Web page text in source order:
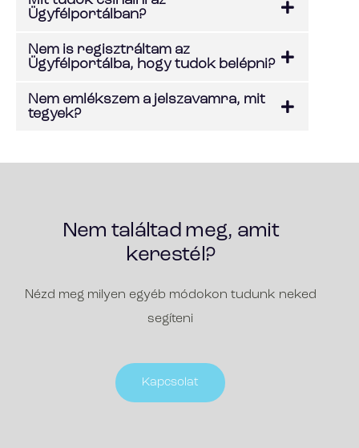
Ügyfélportálban?
Nem is regisztráltam az
Ügyfélportálba, hogy tudok belépni?
Nem emlékszem a jelszavamra, mit
tegyek?
Nem találtad meg, amit
kerestél?
Nézd meg milyen egyéb módokon tudunk neked
segíteni
Kapcsolat